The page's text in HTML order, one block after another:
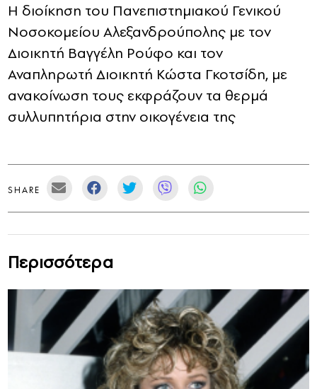
Η διοίκηση του Πανεπιστημιακού Γενικού
Νοσοκομείου Αλεξανδρούπολης με τον
Διοικητή Βαγγέλη Ρούφο και τον
Αναπληρωτή Διοικητή Κώστα Γκοτσίδη, με
ανακοίνωση τους εκφράζουν τα θερμά
συλλυπητήρια στην οικογένεια της
SHARE
Περισσότερα